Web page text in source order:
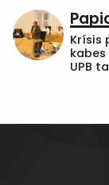
Krísis
UPB